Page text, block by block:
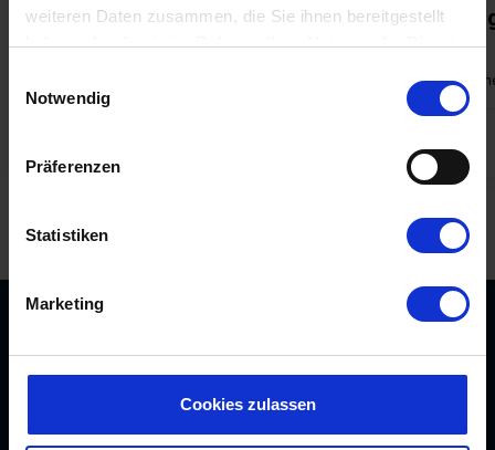
weiteren Daten zusammen, die Sie ihnen bereitgestellt
haben oder die sie im Rahmen Ihrer Nutzung der Dienste
Cookies, wenn Sie unsere Webseite weiterhin nutzen.
Notwendig
Präferenzen
Statistiken
Marketing
Cookies zulassen
Musvågevej 28
400 m zur Küste 3
Max 6
4,6 (14)
Købmand Hansens Feriehusudlejning
info@kobmand-hansen.dk